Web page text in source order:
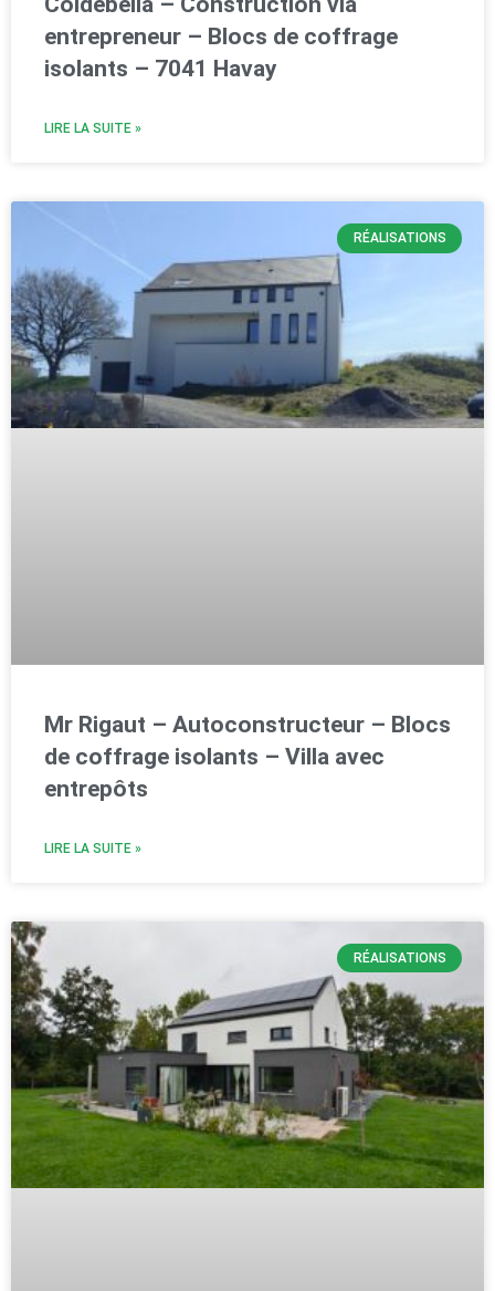
entrepreneur – Blocs de coffrage
isolants – 7041 Havay
LIRE LA SUITE »
RÉALISATIONS
Mr Rigaut – Autoconstructeur – Blocs
de coffrage isolants – Villa avec
entrepôts
LIRE LA SUITE »
RÉALISATIONS